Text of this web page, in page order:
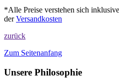
*Alle Preise verstehen sich
derVersandkosten
zurück
Zum Seitenanfang
Unsere Philosophie